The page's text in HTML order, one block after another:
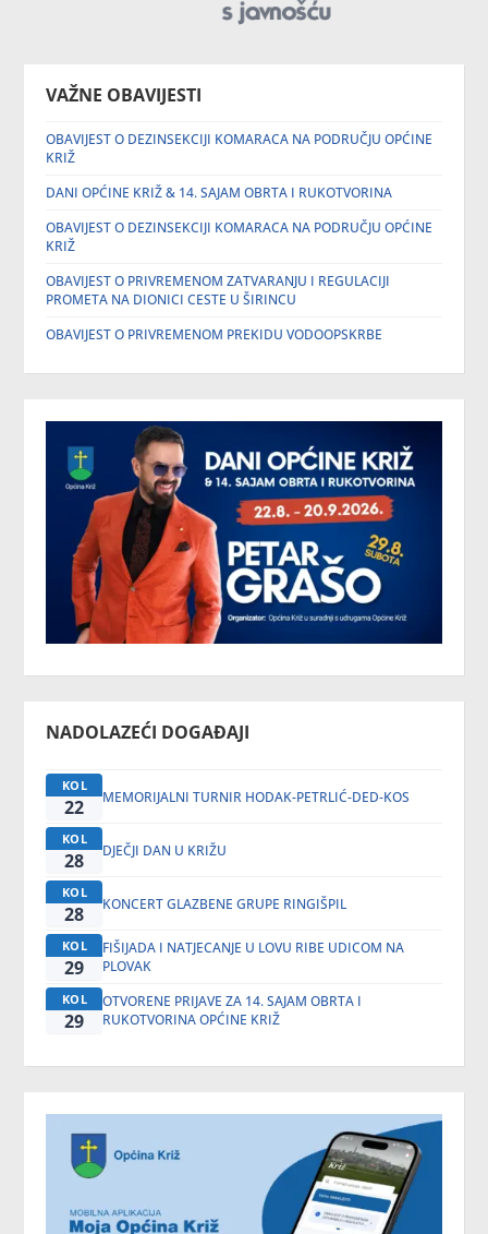
VAŽNE OBAVIJESTI
OBAVIJEST O DEZINSEKCIJI KOMARACA NA PODRUČJU OPĆINE
KRIŽ
DANI OPĆINE KRIŽ & 14. SAJAM OBRTA I RUKOTVORINA
OBAVIJEST O DEZINSEKCIJI KOMARACA NA PODRUČJU OPĆINE
KRIŽ
OBAVIJEST O PRIVREMENOM ZATVARANJU I REGULACIJI
PROMETA NA DIONICI CESTE U ŠIRINCU
OBAVIJEST O PRIVREMENOM PREKIDU VODOOPSKRBE
NADOLAZEĆI DOGAĐAJI
KOL
22 MEMORIJALNI TURNIR HODAK-PETRLIĆ-DED-KOS
KOL
28 DJEČJI DAN U KRIŽU
KOL
28 KONCERT GLAZBENE GRUPE RINGIŠPIL
KOL
29
FIŠIJADA I NATJECANJE U LOVU RIBE UDICOM NA
PLOVAK
KOL
29
OTVORENE PRIJAVE ZA 14. SAJAM OBRTA I
RUKOTVORINA OPĆINE KRIŽ